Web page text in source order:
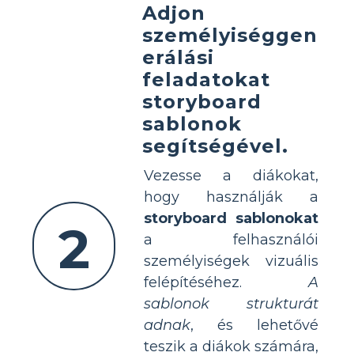
2
Adjon
személyiséggen
erálási
feladatokat
storyboard
sablonok
segítségével.
Vezesse a diákokat,
hogy használják a
storyboard sablonokat
a felhasználói
személyiségek vizuális
felépítéséhez.A
sablonok strukturát
adnak, és lehetővé
teszik a diákok számára,